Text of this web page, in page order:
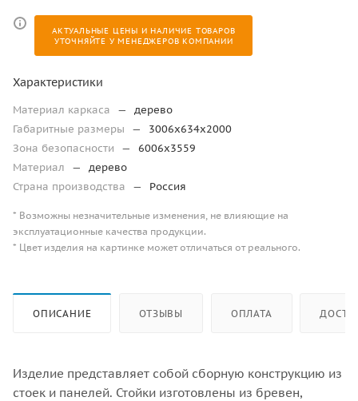
АКТУАЛЬНЫЕ ЦЕНЫ И НАЛИЧИЕ ТОВАРОВ
УТОЧНЯЙТЕ У МЕНЕДЖЕРОВ КОМПАНИИ
Характеристики
Материал каркаса —
дерево
Габаритные размеры
—
3006х634х2000
Зона безопасности
—
6006х3559
Материал
—
дерево
Страна производства
— Россия
* Возможны незначительные изменения, не влияющие на
эксплуатационные качества продукции.
* Цвет изделия на картинке может отличаться от реального.
ОПИСАНИЕ ОТЗЫВЫ ОПЛАТА
Изделие представляет собой сборную конструкцию из
стоек и панелей. Стойки изготовлены из бревен,